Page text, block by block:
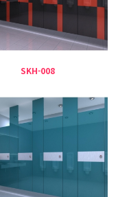
SKH-008